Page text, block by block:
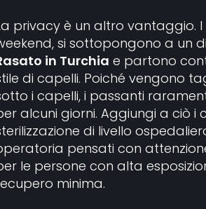
privacy è un altro vantaggio.
si sottopongono a un
in Turchia e partono
di capelli. Poiché vengono
i capelli, i passanti
alcuni giorni. Aggiungi a ciò i
di livello
pensati con
le persone con alta
minima.